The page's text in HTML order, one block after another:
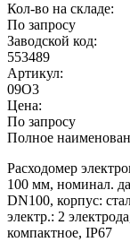
Кол-во на складе:
По запросу
Заводской код:
553489
Артикул:
09O3
Цена:
По запросу
Полное
Расходомер
100 мм, номинал.
DN100, корпус:
электр.: 2
компактное, IP67